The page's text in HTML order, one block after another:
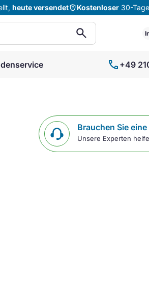
heute versendetshield_questionKostenloser 30-
search
call +49
Brauchen Sie
Unsere Experten